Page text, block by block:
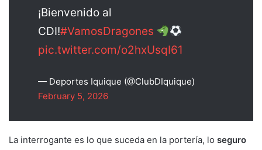
¡Bienvenido al
CDI!#VamosDragones
pic.twitter.com/o2hxUsqI61
— Deportes Iquique (@ClubDIquique)
February 5, 2026
La interrogante es lo que suceda en la portería, lo seguro